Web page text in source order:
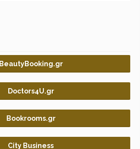
BeautyBooking.gr
Doctors4U.gr
Bookrooms.gr
City Business